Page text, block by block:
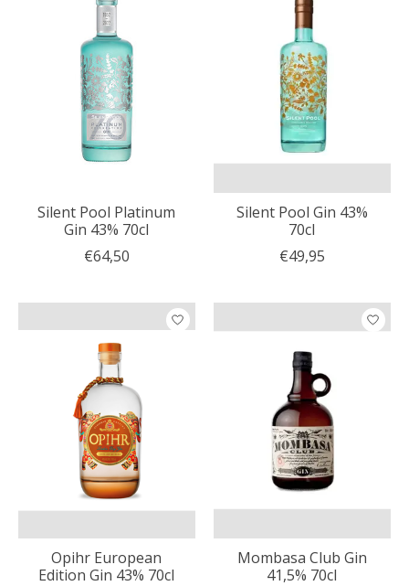
Silent Pool Platinum
Gin 43% 70cl
€64,50
Silent Pool Gin 43%
70cl
€49,95
Opihr European
Edition Gin 43% 70cl
Mombasa Club Gin
41,5% 70cl